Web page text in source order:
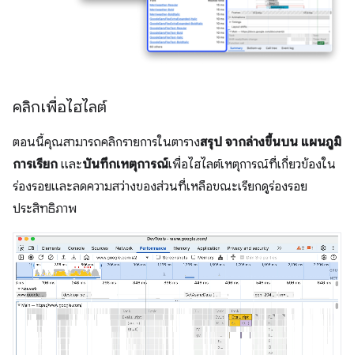
คลิกเพื่อไฮไลต์
ตอนนี้คุณสามารถคลิกรายการในตารางสรุป จากล่างขึ้นบน แผนภูมิ
การเรียก และบันทึกเหตุการณ์เพื่อไฮไลต์เหตุการณ์ที่เกี่ยวข้องใน
ร่องรอยและลดความสว่างของส่วนที่เหลือขณะเรียกดูร่องรอย
ประสิทธิภาพ